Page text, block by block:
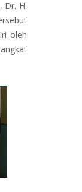
Dr. H.
oleh